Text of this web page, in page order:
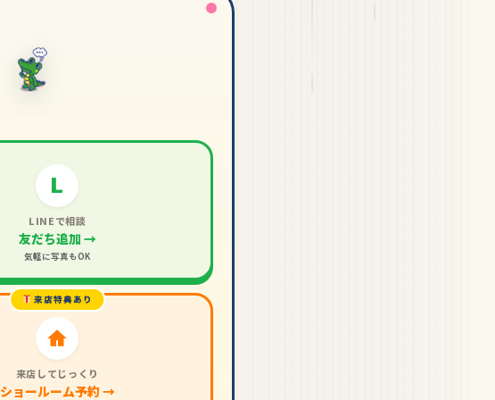
L
LINEで相談
友だち追加 →
気軽に写真もOK
来店特典あり
来店してじっくり
ショールーム予約 →